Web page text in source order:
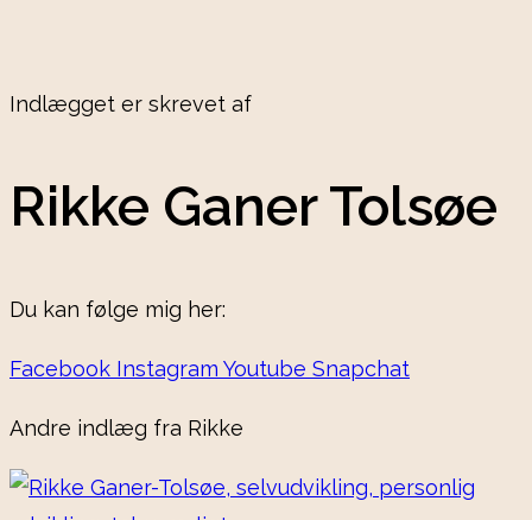
Indlægget er skrevet af
Rikke Ganer Tolsøe
Du kan følge mig her:
Facebook Instagram Youtube Snapchat
Andre indlæg fra Rikke